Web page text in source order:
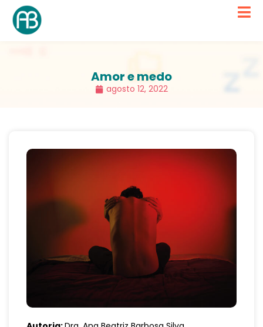
Amor e medo
agosto 12, 2022